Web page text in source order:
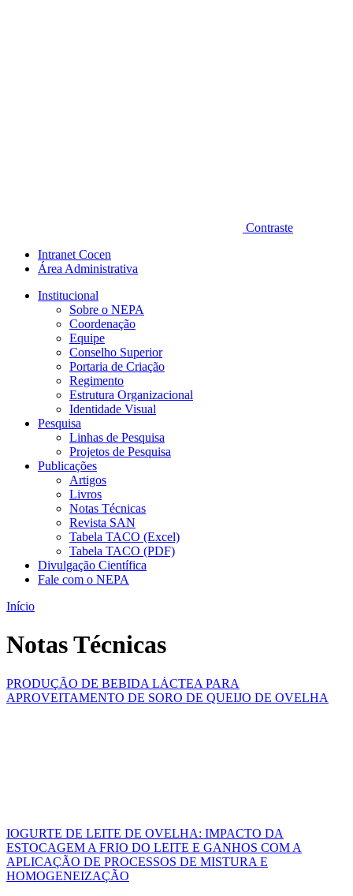
Contraste
Intranet Cocen
Área Administrativa
Institucional
Sobre o NEPA
Coordenação
Equipe
Conselho Superior
Portaria de Criação
Regimento
Estrutura Organizacional
Identidade Visual
Pesquisa
Linhas de Pesquisa
Projetos de Pesquisa
Publicações
Artigos
Livros
Notas Técnicas
Revista SAN
Tabela TACO (Excel)
Tabela TACO (PDF)
Divulgação Científica
Fale com o NEPA
Início
Notas Técnicas
PRODUÇÃO DE BEBIDA LÁCTEA PARA
APROVEITAMENTO DE SORO DE QUEIJO DE OVELHA
IOGURTE DE LEITE DE OVELHA: IMPACTO DA
ESTOCAGEM A FRIO DO LEITE E GANHOS COM A
APLICAÇÃO DE PROCESSOS DE MISTURA E
HOMOGENEIZAÇÃO